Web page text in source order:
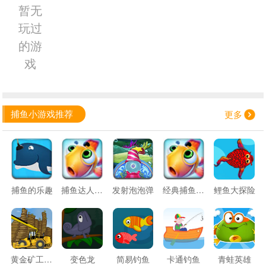
暂无
玩过
的游
戏
捕鱼小游戏推荐 更多
捕鱼的乐趣 捕鱼达人H5版 发射泡泡弹 经典捕鱼H5 鲤鱼大探险
黄金矿工挖掘机 变色龙 简易钓鱼 卡通钓鱼 青蛙英雄